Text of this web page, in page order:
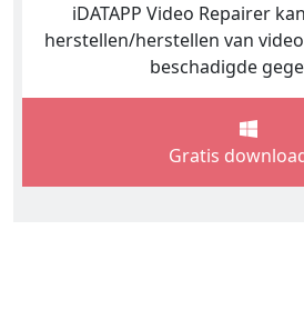
iDATAPP Video Repairer
herstellen/herstellen van
beschadigde
Gratis